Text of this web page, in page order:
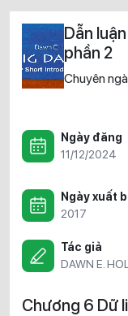
Dẫn
phần 2
Chuyên
Ngày đăng
11/12/2024
Ngày xuất
2017
Tác giả
DAWN E.
Chương 6 Dữ